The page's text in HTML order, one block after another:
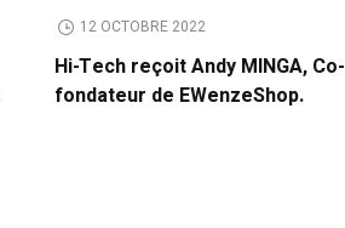
12 OCTOBRE 2022
Hi-Tech reçoit Andy MINGA, Co-
fondateur de EWenzeShop.